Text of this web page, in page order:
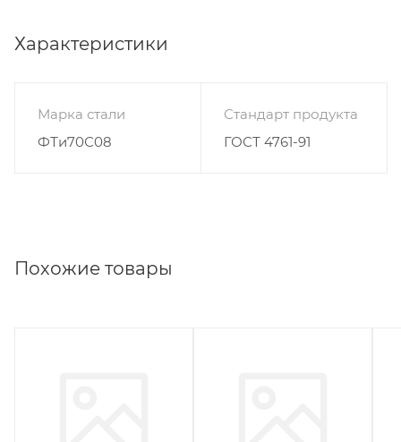
Характеристики
Марка стали
ФТи70С08
Стандарт продукта
ГОСТ 4761-91
Похожие товары